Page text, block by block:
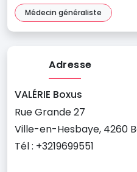
Médecin généraliste
Adresse
VALÉRIE Boxus
Rue Grande 27
Ville-en-Hesbaye, 4260
Tél : +3219699551